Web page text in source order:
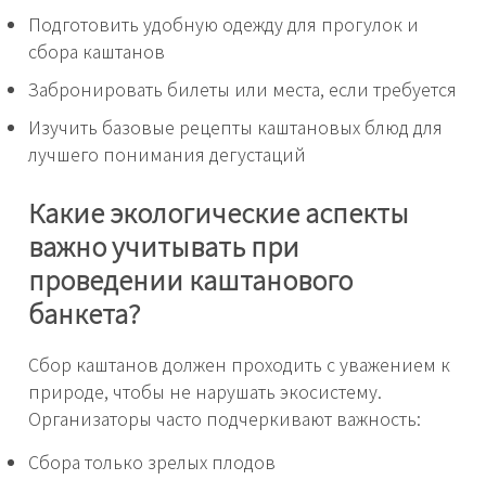
Подготовить удобную одежду для прогулок и
сбора каштанов
Забронировать билеты или места, если требуется
Изучить базовые рецепты каштановых блюд для
лучшего понимания дегустаций
Какие экологические аспекты
важно учитывать при
проведении каштанового
банкета?
Сбор каштанов должен проходить с уважением к
природе, чтобы не нарушать экосистему.
Организаторы часто подчеркивают важность:
Сбора только зрелых плодов